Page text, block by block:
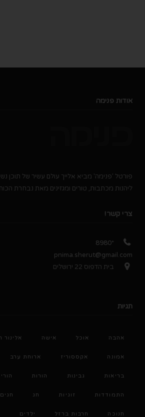
אודות פנימה
פורטל 'פנימה' מביא אלייך עולם עשיר של תוכן
ליהנות מכתבות, טורים ומגזינים מאת נבחרת
צרי קשר!
*8980
pnima.sherut@gmail.com
בית הדפוס 22 ירושלים
תגיות
אהבה אוכל אישה אלינור
אמונה אקססוריז ארוחת ערב
בריאות גבינות הורות
התמודדות זוגיות חג חגים
חנוכה חרבות ברזל ילדים